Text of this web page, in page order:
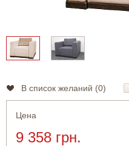
В список желаний (0)
Цена
9 358 грн.